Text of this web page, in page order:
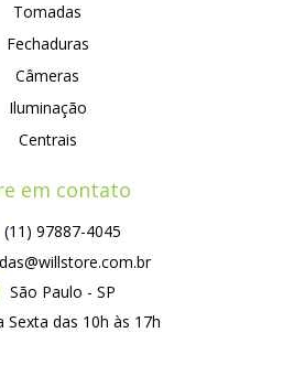
Tomadas
Fechaduras
Câmeras
Iluminação
Centrais
em contato
(11) 97887-4045
São Paulo - SP
Sexta das 10h às 17h